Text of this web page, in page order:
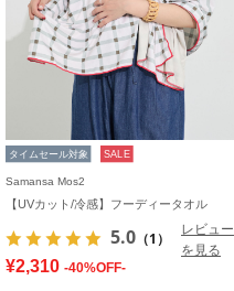
タイムセール対象 SALE
Samansa Mos2
【UVカット/冷感】フーディータオル
5.0 （1）
レビュー
を見る
¥2,310 -40%OFF-